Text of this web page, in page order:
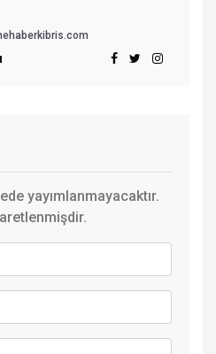
yayımlanmayacaktır.